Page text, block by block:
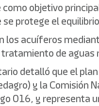
objetivo
protege el
acuíferos
de
detalló que el
y la Comisión
016, y representa